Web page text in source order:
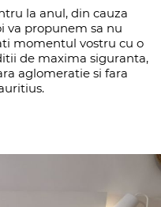
la anul, din cauza
va propunem sa nu
momentul vostru cu o
de maxima siguranta,
aglomeratie si fara